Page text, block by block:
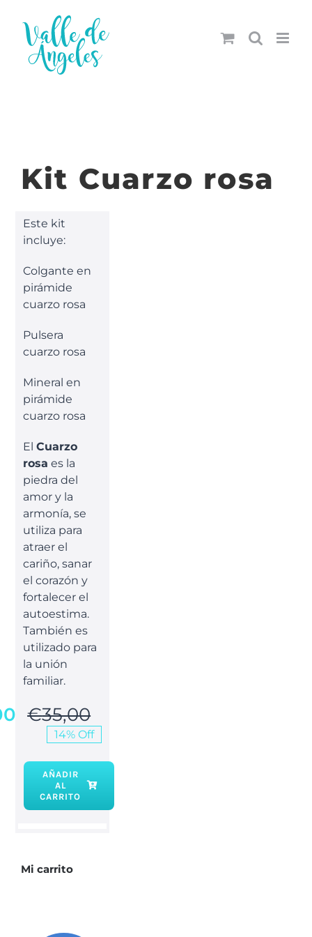
contenido
Kit Cuarzo rosa
Este kit
incluye:
Colgante en
pirámide
cuarzo rosa
Pulsera
cuarzo rosa
Mineral en
pirámide
cuarzo rosa
El Cuarzo
rosa es la
piedra del
amor y la
armonía, se
utiliza para
atraer el
cariño, sanar
el corazón y
fortalecer el
autoestima.
También es
utilizado para
la unión
familiar.
€35,00El
precio
original
era:
€35,00.
El
precio
actual
es:
€30,00.
14% Off
Cuarzo
AÑADIR
AL
CARRITO
Mi carrito